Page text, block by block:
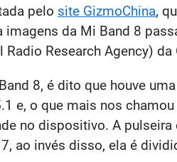
pelo site GizmoChina,
imagens da Mi Band 8
Research Agency) da
8, é dito que houve
e, o que mais nos
no dispositivo. A pulseira
ao invés disso, ela é